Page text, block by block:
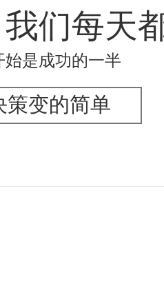
们每天
始是成功的一半
策变的简单